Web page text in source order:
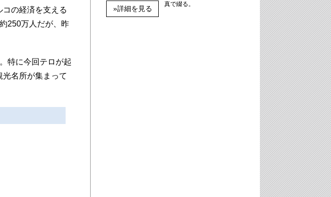
の経済を支える
250万人だが、昨
特に今回テロが起
名所が集まって
»詳細を見る
真で綴る。